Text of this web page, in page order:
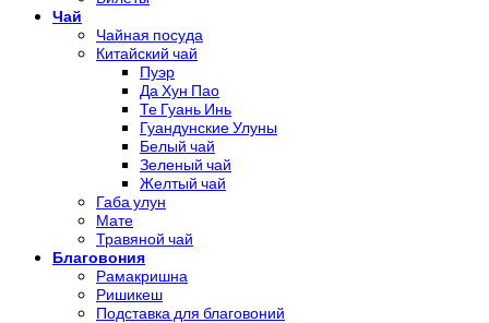
Чай
Чайная посуда
Китайский чай
Пуэр
Да Хун Пао
Те Гуань Инь
Гуандунские Улуны
Белый чай
Зеленый чай
Желтый чай
Габа улун
Мате
Травяной чай
Благовония
Рамакришна
Ришикеш
Подставка для благовоний